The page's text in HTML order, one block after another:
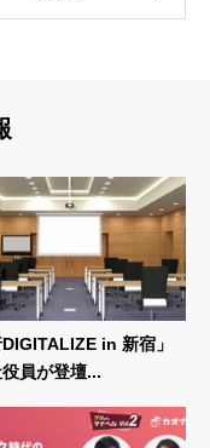
DIGITALIZE in 新宿」
員が登壇...